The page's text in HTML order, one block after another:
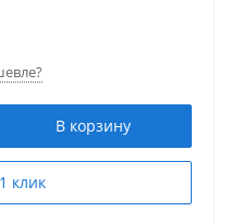
В корзину
клик